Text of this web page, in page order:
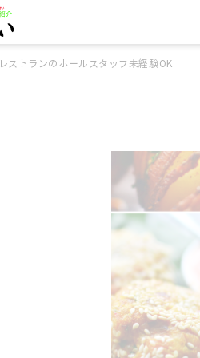
レストランのホールスタッフ未経験OK